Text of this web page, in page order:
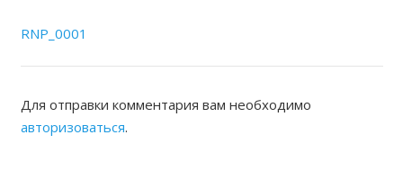
RNP_0001
Для отправки комментария вам необходимо
авторизоваться.